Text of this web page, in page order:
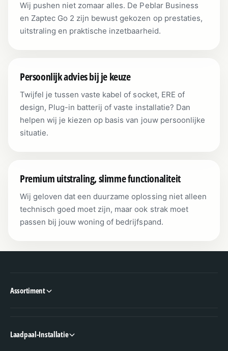
Wij pushen niet zomaar alles. De Peblar Business
en Zaptec Go 2 zijn bewust gekozen op prestaties,
uitstraling en praktische inzetbaarheid.
Persoonlijk advies bij je keuze
Twijfel je tussen vaste kabel of socket, ERE of
design, Plug-in batterij of vaste installatie? Dan
helpen wij je kiezen op basis van jouw persoonlijke
situatie.
Premium uitstraling, slimme functionaliteit
Wij geloven dat een duurzame oplossing niet alleen
technisch goed moet zijn, maar ook strak moet
passen bij jouw woning of bedrijfspand.
Assortiment
Laadpaal-Installatie